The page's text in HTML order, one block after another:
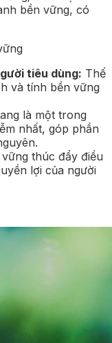
bền vững, có
tiêu dùng: Thế
và tính bền vững
là một trong
nhất, góp phần
thúc đẩy điều
lợi của người